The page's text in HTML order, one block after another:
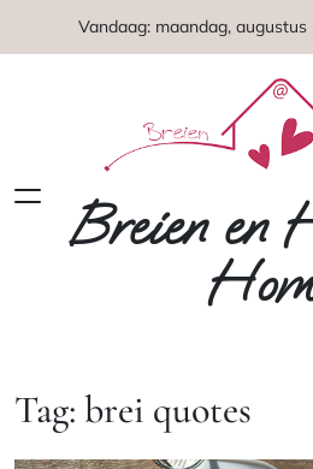
Vandaag: maandag, augustus
Breien en
Tag: brei quotes